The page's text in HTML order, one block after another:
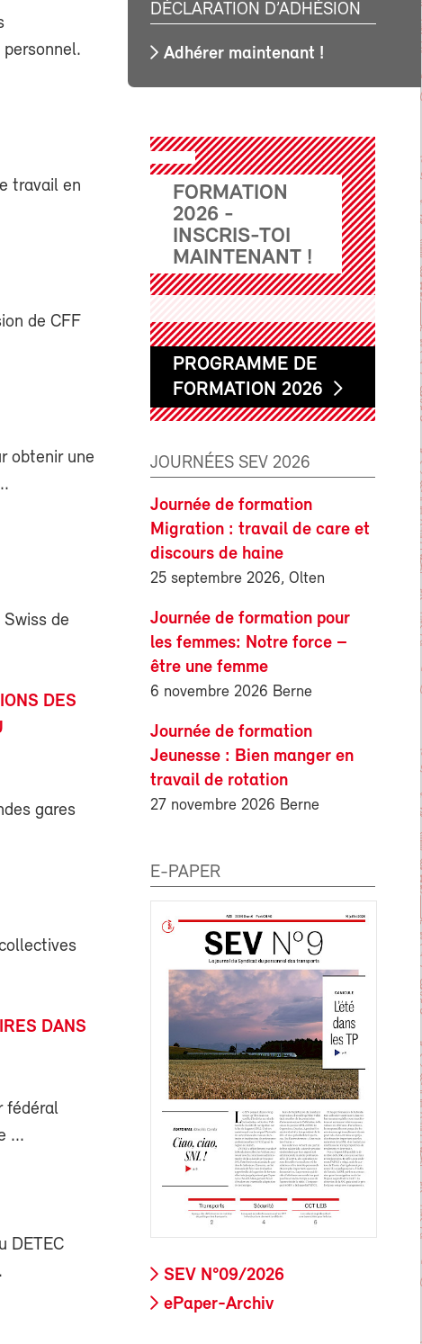
travail en
de CFF
obtenir une
de
DES
gares
DANS
fédéral
...
DETEC
DÉCLARATION D’ADHÉSION
Adhérer maintenant !
FORMATION
2026 -
INSCRIS-TOI
MAINTENANT !
PROGRAMME DE
FORMATION 2026
JOURNÉES SEV 2026
Journée de formation
Migration : travail de care et
discours de haine
25 septembre 2026, Olten
Journée de formation pour
les femmes: Notre force –
être une femme
6 novembre 2026 Berne
Journée de formation
Jeunesse : Bien manger en
travail de rotation
27 novembre 2026 Berne
E-PAPER
SEV N°09/2026
ePaper-Archiv